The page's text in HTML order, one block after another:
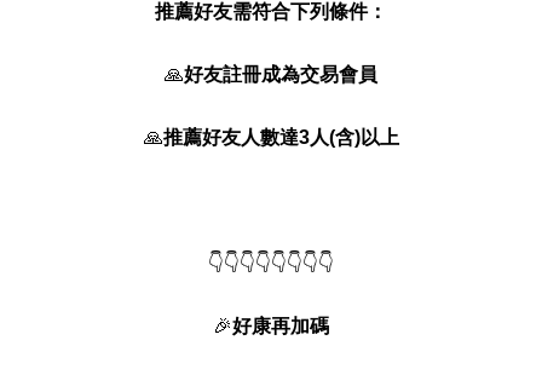
推薦好友需符合下列條件：
🙏好友註冊成為交易會員
🙏推薦好友人數達3人(含)以上
👇👇👇👇👇👇👇👇
🎉好康再加碼